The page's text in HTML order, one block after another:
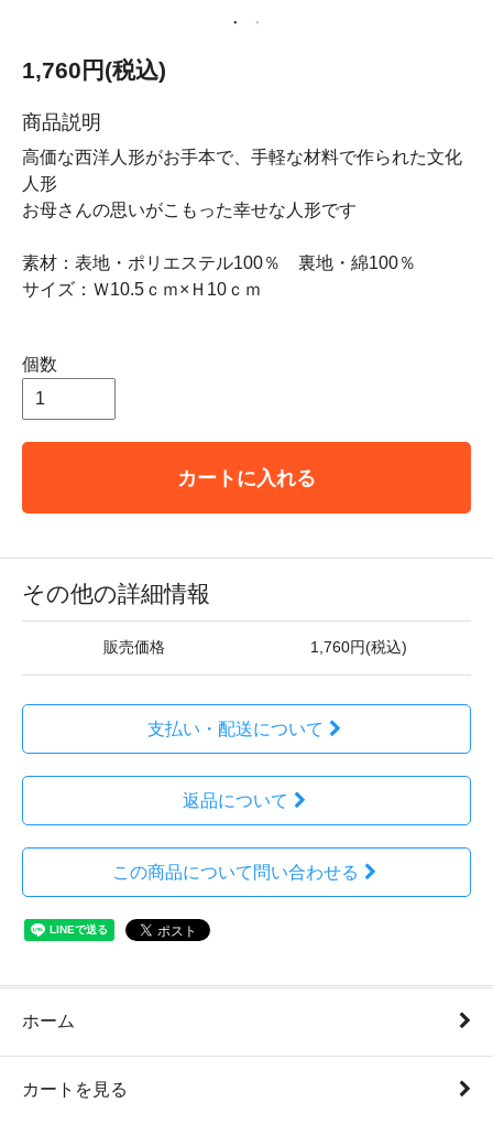
1,760円(税込)
商品説明
高価な西洋人形がお手本で、手軽な材料で作られた文化
人形
お母さんの思いがこもった幸せな人形です
素材：表地・ポリエステル100％ 裏地・綿100％
サイズ：Ｗ10.5ｃｍ×Ｈ10ｃｍ
個数
カートに入れる
その他の詳細情報
販売価格 1,760円(税込)
支払い・配送について
返品について
この商品について問い合わせる
ホーム
カートを見る